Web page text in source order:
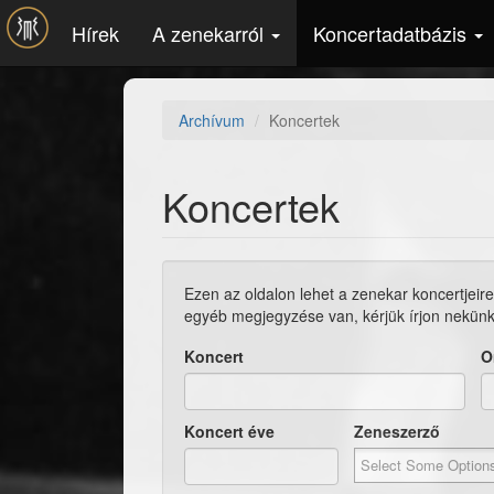
Ugrás a tartalomra
Hírek A zenekarról Koncertadatbázis
Archívum Koncertek
Koncertek
Ezen az oldalon lehet a zenekar
egyéb megjegyzése van, kérjük írjon
Koncert
Koncert éve Zeneszerző